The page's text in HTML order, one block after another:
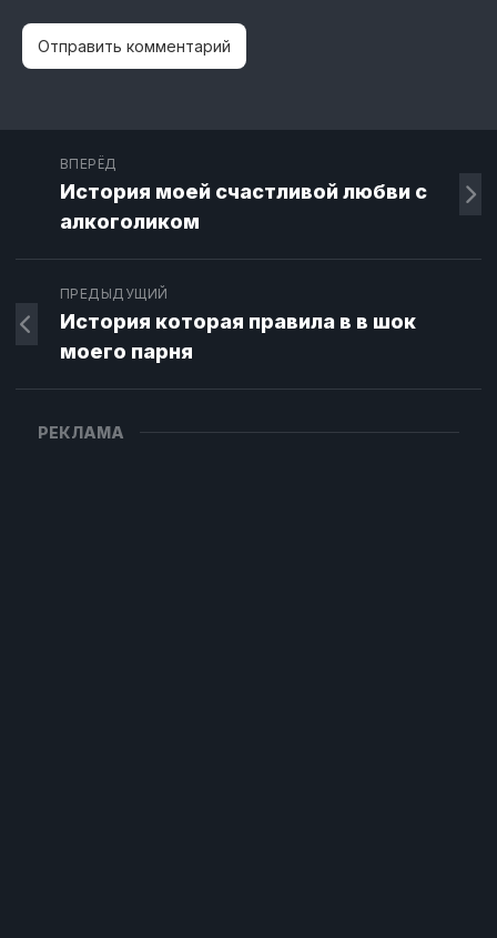
ВПЕРЁД
История моей счастливой любви с
алкоголиком
ПРЕДЫДУЩИЙ
История которая правила в в шок
моего парня
РЕКЛАМА